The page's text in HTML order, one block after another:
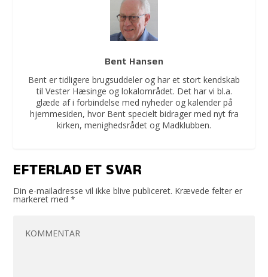
Bent Hansen
Bent er tidligere brugsuddeler og har et stort kendskab
til Vester Hæsinge og lokalområdet. Det har vi bl.a.
glæde af i forbindelse med nyheder og kalender på
hjemmesiden, hvor Bent specielt bidrager med nyt fra
kirken, menighedsrådet og Madklubben.
EFTERLAD ET SVAR
Din e-mailadresse vil ikke blive publiceret. Krævede felter er
markeret med*